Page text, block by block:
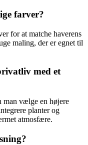
farver?
for at matche haverens
maling, der er egnet til
med et
man vælge en højere
planter og
atmosfære.